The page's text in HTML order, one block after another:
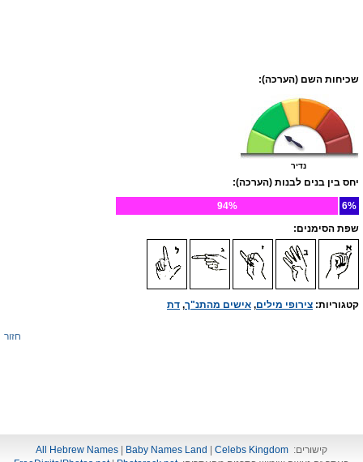
שכיחות השם (הערכה):
נדיר
יחס בין בנים לבנות (הערכה):
6%
94%
שפת הסימנים:
קטגוריות: צירופי מילים, אישים מהתנ"ך, דת
חזור
קישורים: All Hebrew Names Baby Names Land
Celebs Kingdom